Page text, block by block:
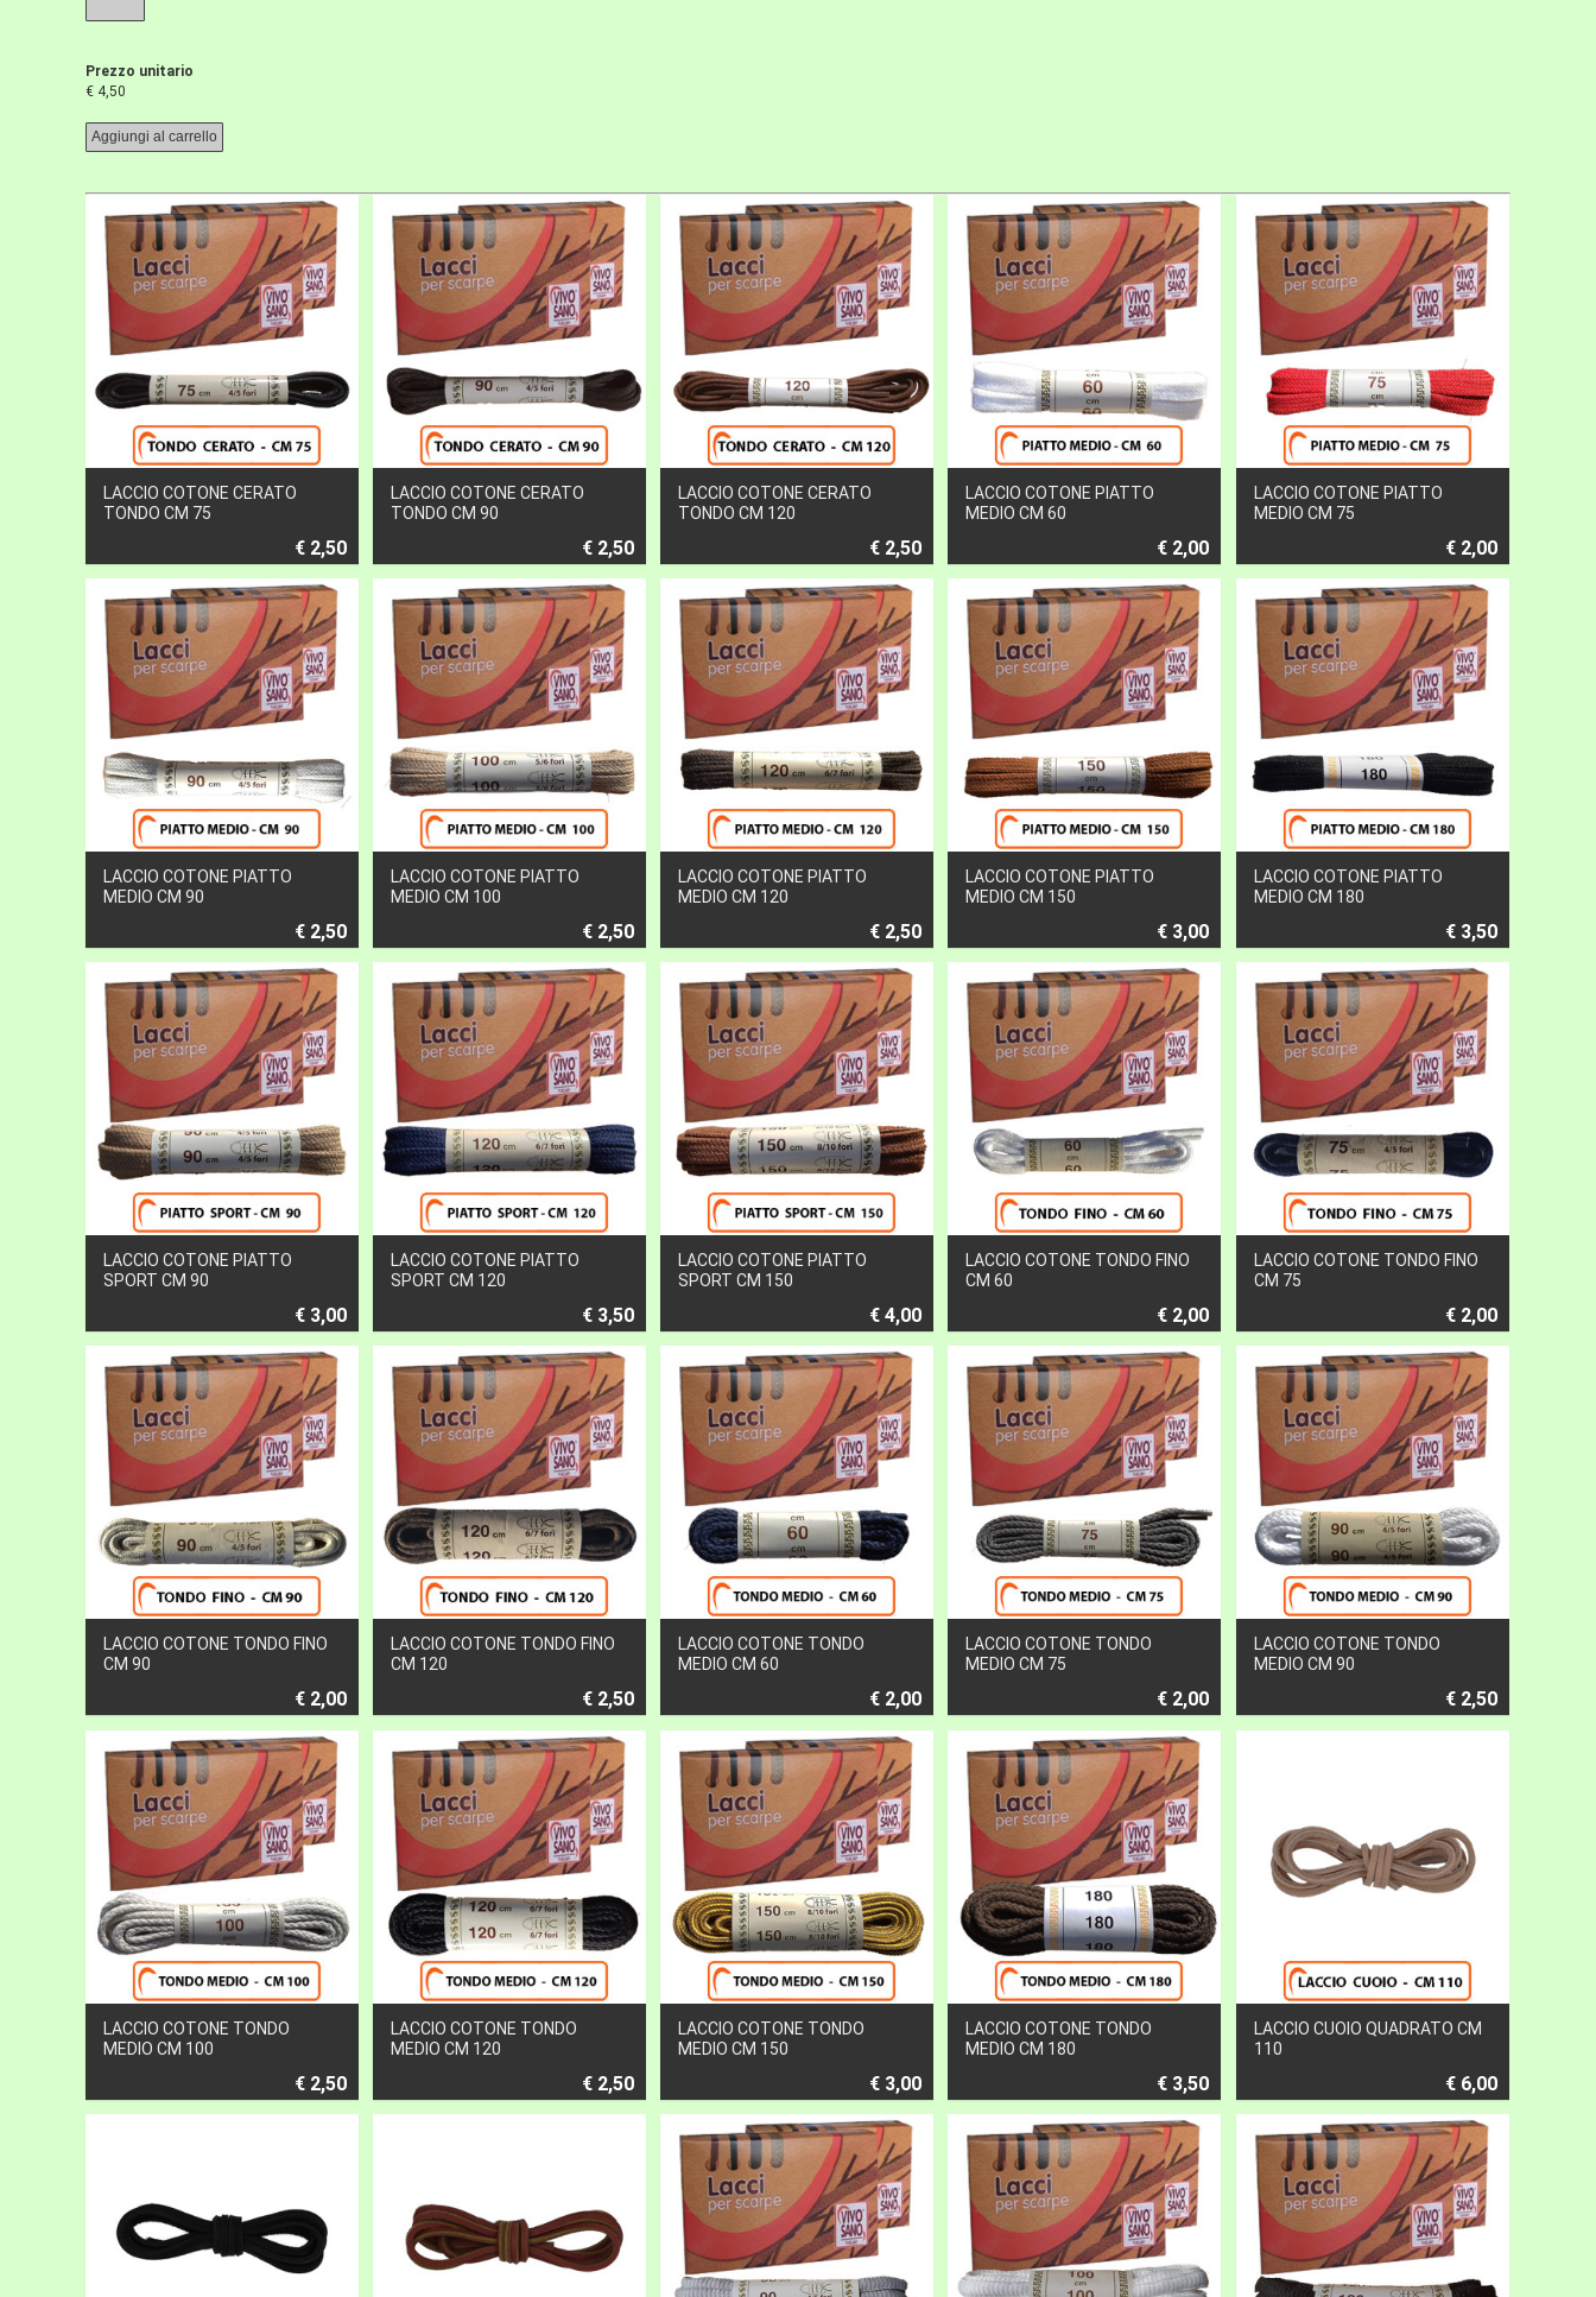
Prezzo unitario
€ 4,50
LACCIO COTONE CERATO
TONDO CM 75
€ 2,50
LACCIO COTONE CERATO
TONDO CM 90
€ 2,50
LACCIO COTONE CERATO
TONDO CM 120
€ 2,50
LACCIO COTONE PIATTO
MEDIO CM 60
€ 2,00
LACCIO COTONE PIATTO
MEDIO CM 75
€ 2,00
LACCIO COTONE PIATTO
MEDIO CM 90
€ 2,50
LACCIO COTONE PIATTO
MEDIO CM 100
€ 2,50
LACCIO COTONE PIATTO
MEDIO CM 120
€ 2,50
LACCIO COTONE PIATTO
MEDIO CM 150
€ 3,00
LACCIO COTONE PIATTO
MEDIO CM 180
€ 3,50
LACCIO COTONE PIATTO
SPORT CM 90
€ 3,00
LACCIO COTONE PIATTO
SPORT CM 120
€ 3,50
LACCIO COTONE PIATTO
SPORT CM 150
€ 4,00
LACCIO COTONE TONDO FINO
CM 60
€ 2,00
LACCIO COTONE TONDO FINO
CM 75
€ 2,00
LACCIO COTONE TONDO FINO
CM 90
€ 2,00
LACCIO COTONE TONDO FINO
CM 120
€ 2,50
LACCIO COTONE TONDO
MEDIO CM 60
€ 2,00
LACCIO COTONE TONDO
MEDIO CM 75
€ 2,00
LACCIO COTONE TONDO
MEDIO CM 90
€ 2,50
LACCIO COTONE TONDO
MEDIO CM 100
€ 2,50
LACCIO COTONE TONDO
MEDIO CM 120
€ 2,50
LACCIO COTONE TONDO
MEDIO CM 150
€ 3,00
LACCIO COTONE TONDO
MEDIO CM 180
€ 3,50
LACCIO CUOIO QUADRATO CM
110
€ 6,00